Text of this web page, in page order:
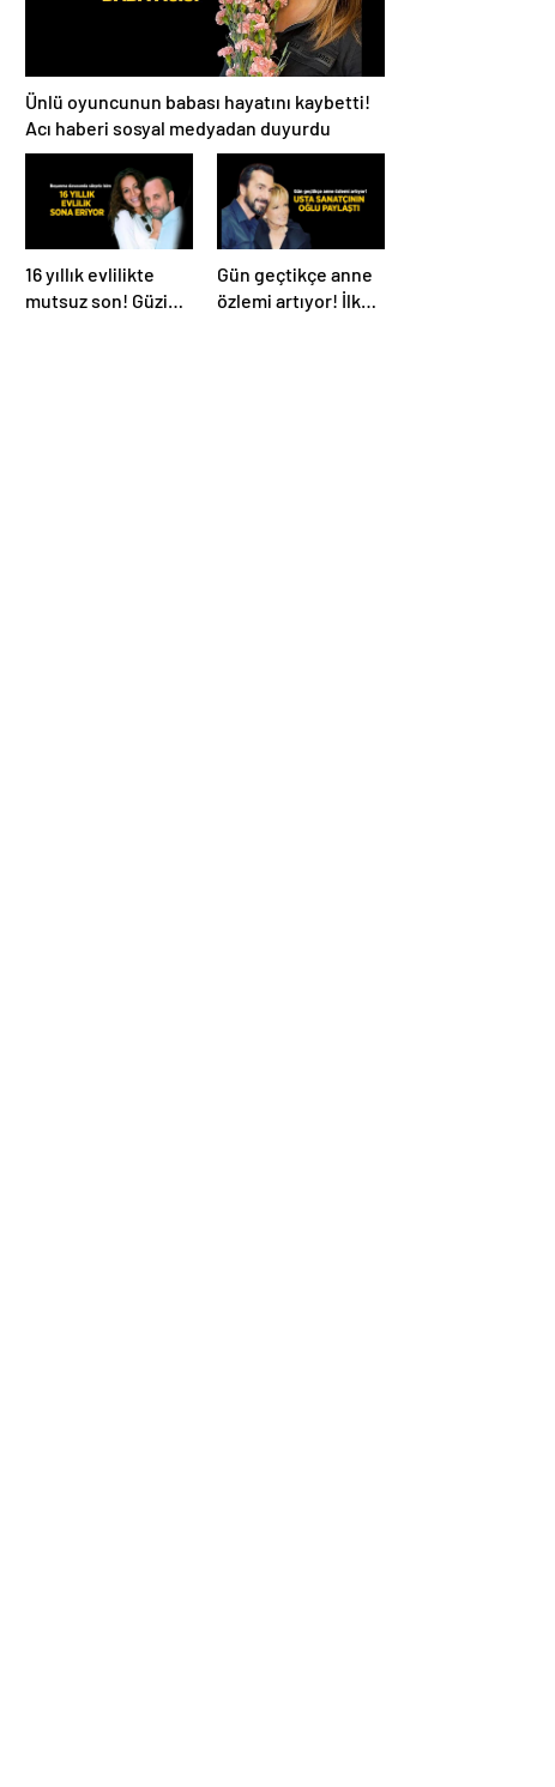
Ünlü oyuncunun babası hayatını kaybetti!
Acı haberi sosyal medyadan duyurdu
16 yıllık evlilikte
mutsuz son! Güzide
Gün geçtikçe anne
özlemi artıyor! İlker